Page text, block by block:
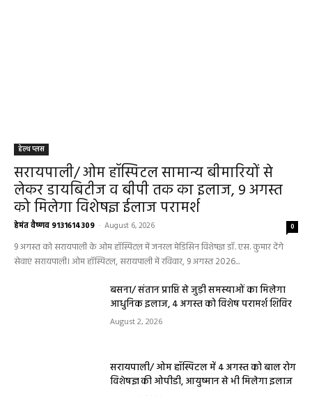
हेल्थ प्लस
सरायपाली/ ओम हॉस्पिटल सामान्य बीमारियों से
लेकर डायबिटीज व बीपी तक का इलाज, 9 अगस्त
को मिलेगा विशेषज्ञ ईलाज परामर्श
हेमंत वैष्णव 9131614309 - August 6, 2026 0
9 अगस्त को सरायपाली के ओम हॉस्पिटल में जनरल मेडिसिन विशेषज्ञ डॉ. एस. कुमार देंगे
सेवाएं सरायपाली। ओम हॉस्पिटल, सरायपाली में रविवार, 9 अगस्त 2026...
बसना/ संतान प्राप्ति से जुड़ी समस्याओं का मिलेगा
आधुनिक इलाज, 4 अगस्त को विशेष परामर्श शिविर
August 2, 2026
सरायपाली/ ओम हॉस्पिटल में 4 अगस्त को बाल रोग
विशेषज्ञ की ओपीडी, आयुष्मान से भी मिलेगा इलाज